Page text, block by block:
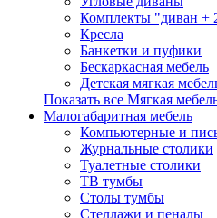
Комплекты "диван +
Кресла
Банкетки и пуфики
Бескаркасная мебель
Детская мягкая
Показать все Мягкая
Малогабаритная мебель
Компьютерные и
Журнальные столики
Туалетные столики
ТВ тумбы
Столы тумбы
Стеллажи и пеналы